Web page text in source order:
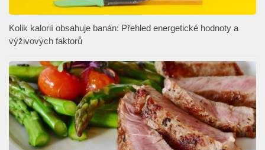
Kolik kalorií obsahuje banán: Přehled energetické hodnoty a
výživových faktorů